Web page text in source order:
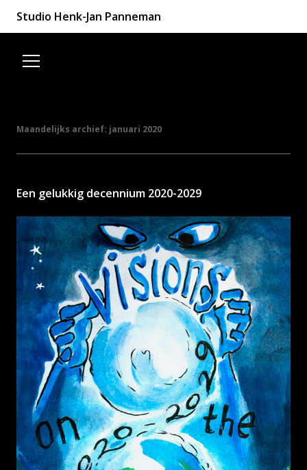
Studio Henk-Jan Panneman
Maandelijks archief: januari 2020
Een gelukkig decennium 2020-2029